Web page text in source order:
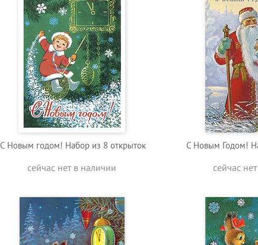
С Новым годом! Набор из 8 открыток
сейчас нет в наличии
C Новым Годом!
сейчас